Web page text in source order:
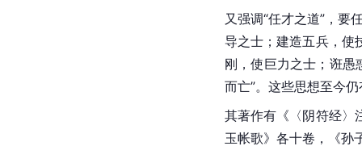
又强调“任才之道”，要
导之士；建造五兵，使
刚，使巨力之士；诳愚
而亡”。这些思想至今
其著作有《〈阴符经〉
玉帐歌》各十卷，《孙